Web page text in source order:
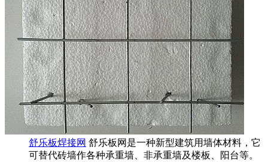
舒乐板焊接网 舒乐板网是一种新型建筑用墙体材料，它
可替代砖墙作各种承重墙、非承重墙及楼板、阳台等。